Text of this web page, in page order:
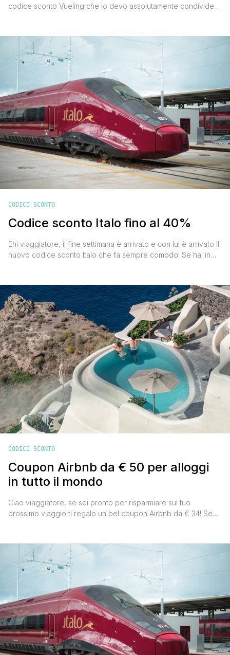
codice sconto Vueling che io devo assolutamente condividere
ritorno da effettuarsi tra il 3 agosto e il 31 ottobre 2020, e
valido anche per [']
CODICI SCONTO
Codice sconto Italo fino al 40%
Ehi viaggiatore, il fine settimana è arrivato e con lui è arrivato il
nuovo codice sconto Italo che fa sempre comodo! Se hai in
al quale potrai risparmiare fino al 40% ' in base alla [']
CODICI SCONTO
Coupon Airbnb da € 50 per alloggi
in tutto il mondo
Ciao viaggiatore, se sei pronto per risparmiare sul tuo
prossimo viaggio ti regalo un bel coupon Airbnb da € 34! Se
barca o qualsiasi altro tipo di sistemazione, ti consiglio di dare
un'occhiata al portale Airbnb, il portale numero uno per la
prenotazione [']